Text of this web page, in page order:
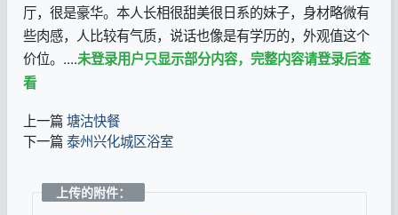
厅，很是豪华。本人长相很甜美很日系的妹子，身材略微有
些肉感，人比较有气质，说话也像是有学历的，外观值这个
价位。....未登录用户只显示部分内容，完整内容请登录后查
看
上一篇 塘沽快餐
下一篇 泰州兴化城区浴室
上传的附件：